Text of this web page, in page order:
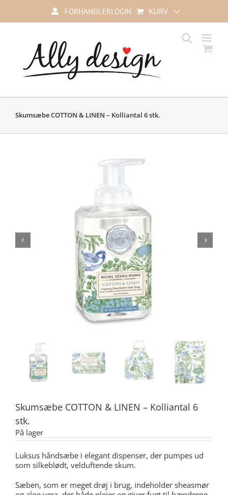
content
FORHANDLERLOGIN KURV
Skumsæbe COTTON & LINEN – Kolliantal 6 stk.
Skumsæbe COTTON & LINEN – Kolliantal 6
stk.
På lager
Luksus håndsæbe i elegant dispenser, der pumpes ud
som silkeblødt, velduftende skum.
Sæben, som er meget drøj i brug, indeholder sheasmør